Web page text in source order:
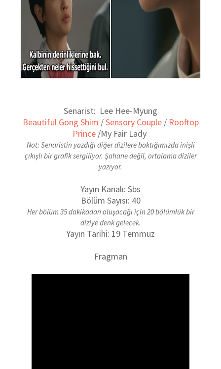
Senarist: Lee Hee-Myung
Beautiful Gong Shim /Sensory Couple/ Rooftop
Prince /My Fair Lady
Not: Senaristin yazdığı diğer dizilere baktığımızda inişli
çıkışlı bir grafik sergiliyor. Şahane değil, ortalama diziler
yazıyor.
Yayın Kanalı: Sbs
Bölüm Sayısı: 40
Her bölüm 35 dakikadan oluşacağı için 20 bölümlük bir
diziye denk gelecek.
Yayın Tarihi: 19 Temmuz
Fragman